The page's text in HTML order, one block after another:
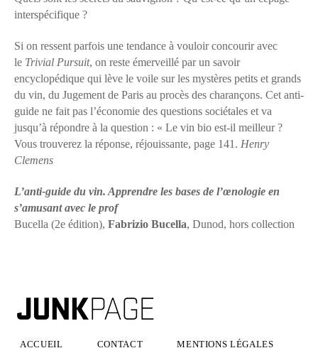
interspécifique ?
Si on ressent parfois une tendance à vouloir concourir avec
le Trivial Pursuit, on reste émerveillé par un savoir
encyclopédique qui lève le voile sur les mystères petits et grands
du vin, du Jugement de Paris au procès des charançons. Cet anti-
guide ne fait pas l’économie des questions sociétales et va
jusqu’à répondre à la question : « Le vin bio est-il meilleur ?
Vous trouverez la réponse, réjouissante, page 141. Henry
Clemens
L’anti-guide du vin. Apprendre les bases de l’œnologie en
s’amusant avec le prof
Bucella (2e édition), Fabrizio Bucella, Dunod, hors collection
ACCUEIL CONTACT MENTIONS LÉGALES